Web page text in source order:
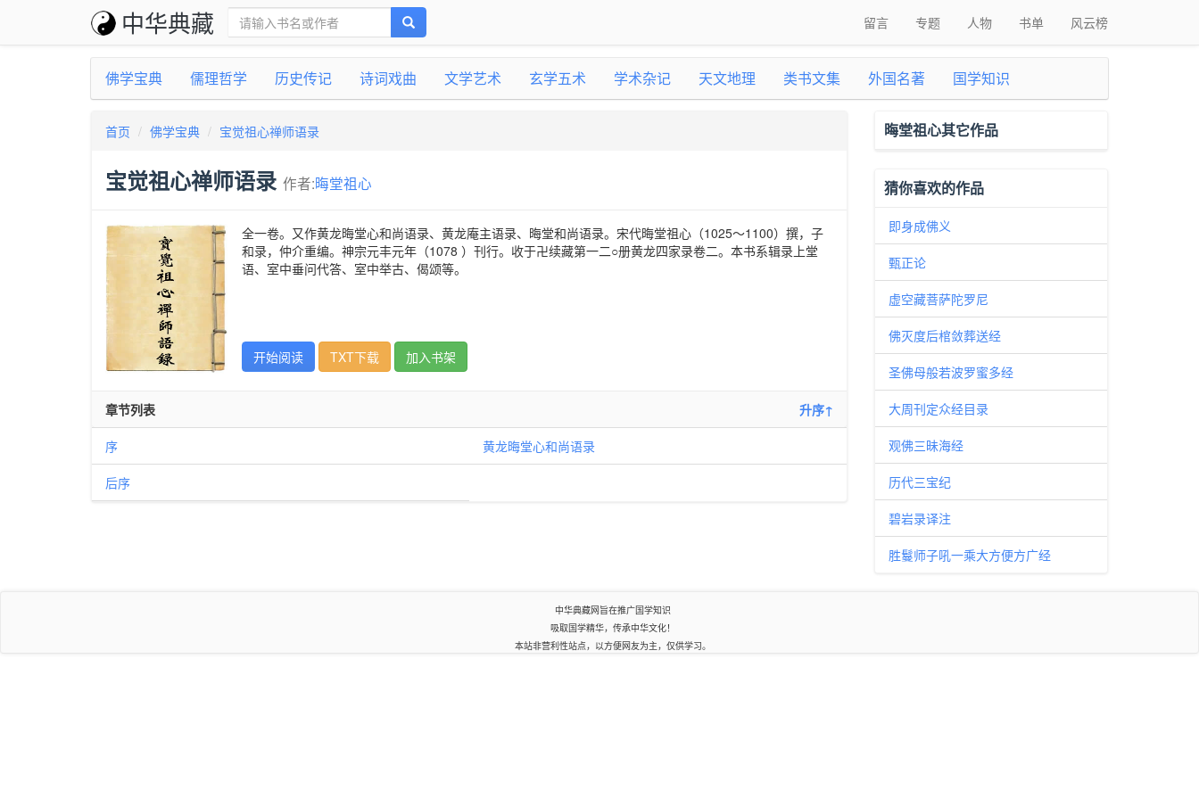
中华典藏 留言 专题 人物 书单 风云榜
佛学宝典 儒理哲学 历史传记 诗词戏曲 文学艺术 玄学五术 学术杂记 天文地理 类书文集 外国名著 国学知识
首页 佛学宝典 宝觉祖心禅师语录
宝觉祖心禅师语录 作者:晦堂祖心
全一卷。又作黄龙晦堂心和尚语录、黄龙庵主语录、晦堂和尚语录。宋代晦堂祖心（1025～1100）撰，子
和录，仲介重编。神宗元丰元年（1078 ）刊行。收于卍续藏第一二○册黄龙四家录卷二。本书系辑录上堂
语、室中垂问代答、室中举古、偈颂等。
开始阅读 TXT下载 加入书架
章节列表 升序↑
序 黄龙晦堂心和尚语录
后序
晦堂祖心其它作品
猜你喜欢的作品
即身成佛义
甄正论
虚空藏菩萨陀罗尼
佛灭度后棺敛葬送经
圣佛母般若波罗蜜多经
大周刊定众经目录
观佛三昧海经
历代三宝纪
碧岩录译注
胜鬘师子吼一乘大方便方广经
中华典藏网旨在推广国学知识
吸取国学精华，传承中华文化！
本站非营利性站点，以方便网友为主，仅供学习。